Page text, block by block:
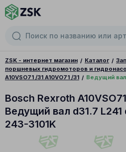
ZSK - интернет магазин Каталог
поршневых гидромоторов и
A10VSO71 /31 A10VO71 /31
Ведущий
Bosch Rexroth
Ведущий вал d31.7
243-3101K